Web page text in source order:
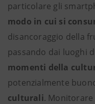
particolare gli
modo in cui si
disancoraggio della
passando dai luoghi
momenti della
potenzialmente
culturali. Monitorare